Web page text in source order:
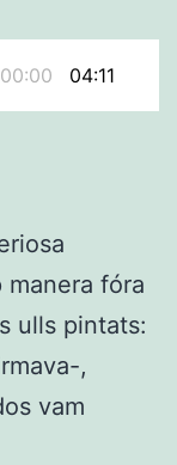
00:00 04:11
fóra
ulls pintats:
,
vam